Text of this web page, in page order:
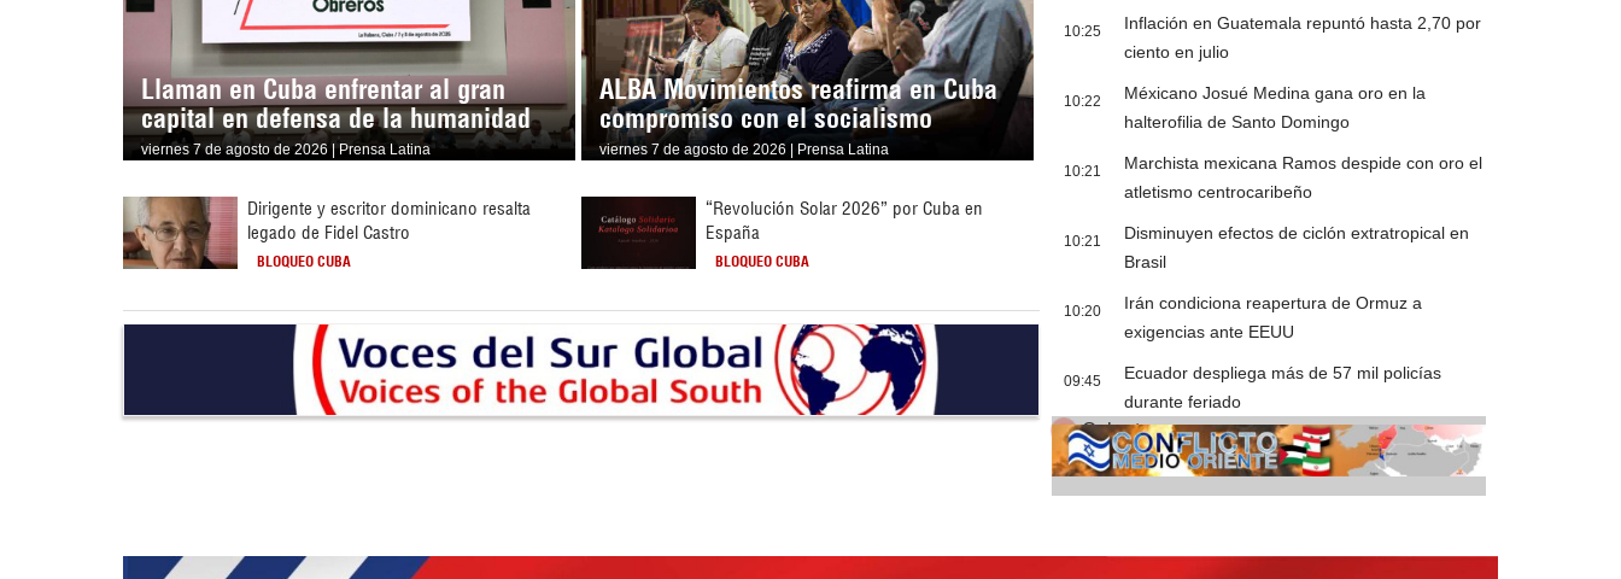
Llaman en Cuba enfrentar al gran
capital en defensa de la humanidad
viernes 7 de agosto de 2026 | Prensa Latina
ALBA Movimientos reafirma en Cuba
compromiso con el socialismo
viernes 7 de agosto de 2026 | Prensa Latina
Dirigente y escritor dominicano resalta
legado de Fidel Castro
BLOQUEO CUBA
“Revolución Solar 2026” por Cuba en
España
BLOQUEO CUBA
10:25
Inflación en Guatemala repuntó hasta 2,70 por
ciento en julio
10:22
Méxicano Josué Medina gana oro en la
halterofilia de Santo Domingo
10:21
Marchista mexicana Ramos despide con oro el
atletismo centrocaribeño
10:21
Disminuyen efectos de ciclón extratropical en
Brasil
10:20
Irán condiciona reapertura de Ormuz a
exigencias ante EEUU
09:45
Ecuador despliega más de 57 mil policías
durante feriado
Cobertura